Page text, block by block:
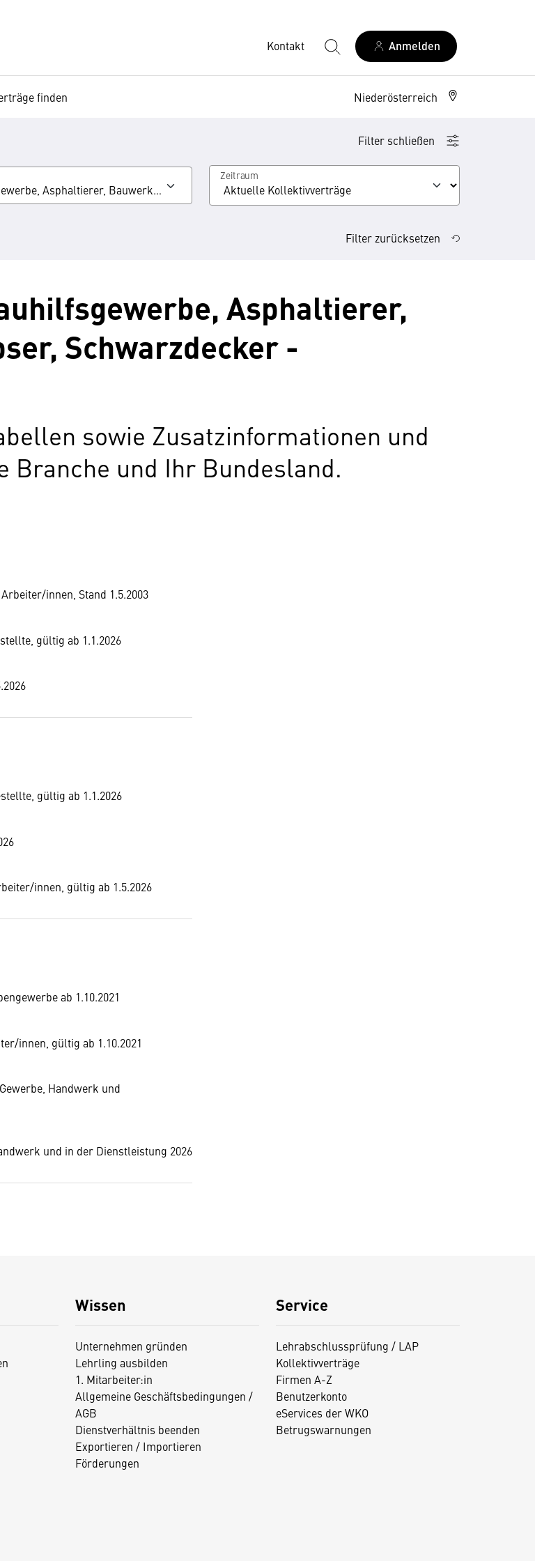
Kontakt Anmelden
finden Niederösterreich
Filter schließen
Asphaltierer, Bauwerksabdichter, Gipser, Schwarzdecker
Zeitraum
Filter zurücksetzen
Asphaltierer,
Schwarzdecker -
sowie Zusatzinformationen und
und Ihr Bundesland.
innen, Stand 1.5.2003
gültig ab 1.1.2026
gültig ab 1.1.2026
innen, gültig ab 1.5.2026
ab 1.10.2021
innen, gültig ab 1.10.2021
Handwerk und
und in der Dienstleistung 2026
Wissen
Unternehmen gründen
Lehrling ausbilden
1. Mitarbeiter:in
Allgemeine Geschäftsbedingungen /
AGB
Dienstverhältnis beenden
Exportieren / Importieren
Förderungen
Service
Lehrabschlussprüfung / LAP
Kollektivverträge
Firmen A-Z
Benutzerkonto
eServices der WKO
Betrugswarnungen